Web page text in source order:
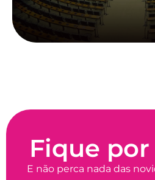
Fique
E não perca nada das